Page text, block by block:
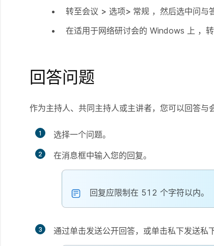
转至会议 > 选项> 常规 ，然后选中问与
在适用于网络研讨会的 Windows 上 ，
回答问题
作为主持人、共同主持人或主讲者，您可以回答与
1 选择一个问题。
2 在消息框中输入您的回复。
回复应限制在 512 个字符以内。
3 通过单击发送公开回答，或单击私下发送私